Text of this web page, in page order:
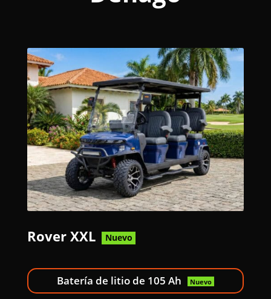
Rover XXL Nuevo
Batería de litio de 105 Ah Nuevo